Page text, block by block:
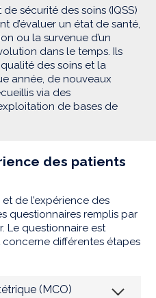
sécurité des soins (IQSS)
d’évaluer un état de santé,
ou la survenue d’un
dans le temps. Ils
des soins et la
année, de nouveaux
via des
de bases de
des patients
de l’expérience des
questionnaires remplis par
Le questionnaire est
différentes étapes
(MCO)